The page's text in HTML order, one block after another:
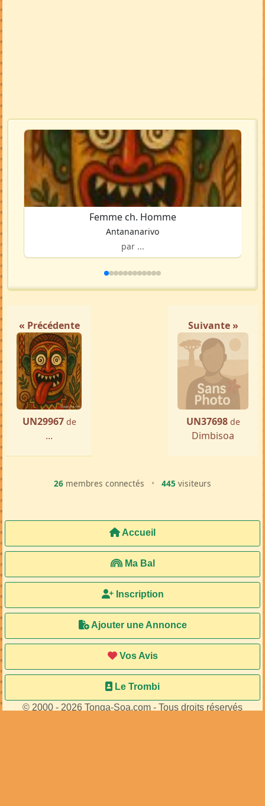
Femme ch. Homme
Antananarivo
par ...
« Précédente
UN29967 de
...
Suivante »
UN37698 de
Dimbisoa
26 membres connectés • 445 visiteurs
Accueil
Ma Bal
Inscription
Ajouter une Annonce
Vos Avis
Le Trombi
© 2000 - 2026 Tonga-Soa.com - Tous droits réservés